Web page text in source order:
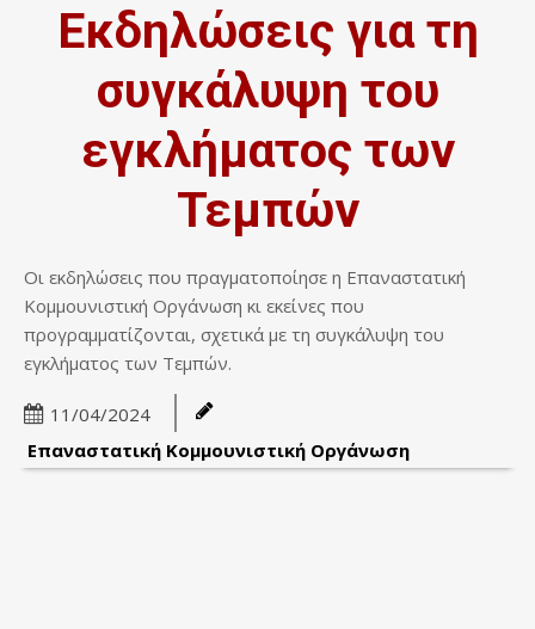
Εκδηλώσεις για τη
συγκάλυψη του
εγκλήματος των
Τεμπών
Οι εκδηλώσεις που πραγματοποίησε η Επαναστατική
Κομμουνιστική Οργάνωση κι εκείνες που
προγραμματίζονται, σχετικά με τη συγκάλυψη του
εγκλήματος των Τεμπών.
11/04/2024
Επαναστατική Κομμουνιστική Οργάνωση